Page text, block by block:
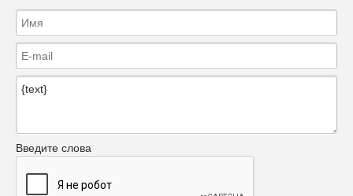
Введите слова